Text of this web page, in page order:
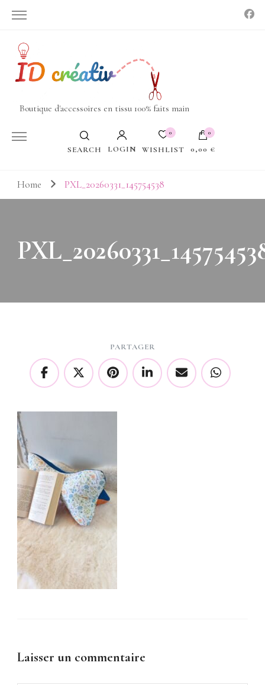
Boutique d'accessoires en tissu 100% faits main
SEARCH LOGIN
0
WISHLIST
0
0,00 €
Votre panier est vide.
Home PXL_20260331_145754538
PARTAGER
Laisser un commentaire